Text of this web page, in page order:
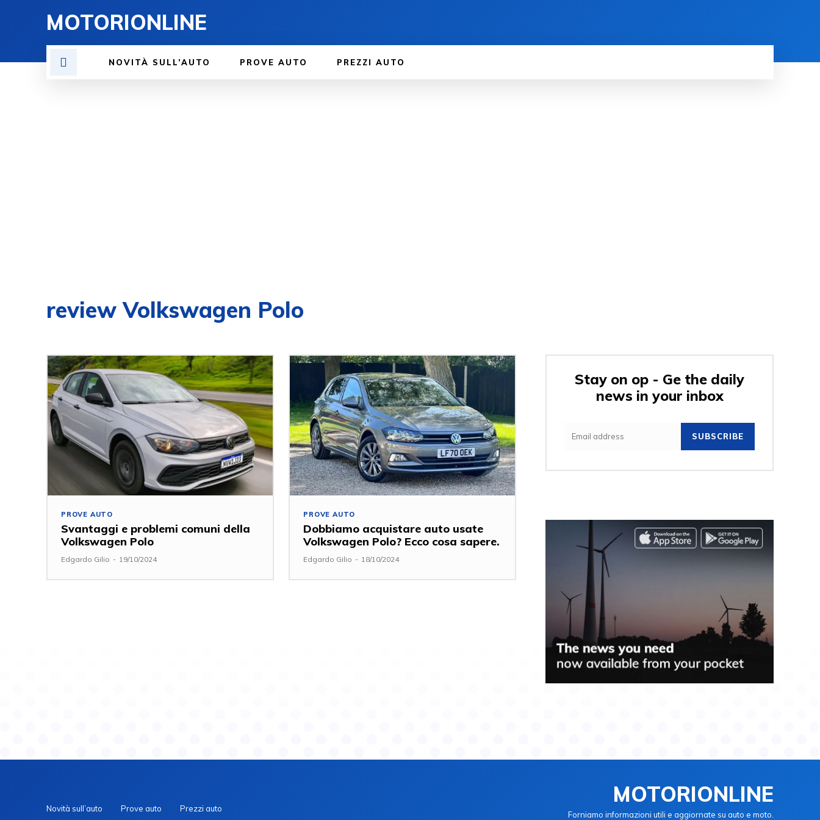
MOTORIONLINE
NOVITÀ SULL’AUTO PROVE AUTO PREZZI AUTO
review Volkswagen Polo
PROVE AUTO
Svantaggi e problemi comuni della
Volkswagen Polo
Edgardo Gilio - 19/10/2024
PROVE AUTO
Dobbiamo acquistare auto usate
Volkswagen Polo? Ecco cosa sapere.
Edgardo Gilio - 18/10/2024
Stay on op - Ge the daily
news in your inbox
SUBSCRIBE
Novità sull’auto Prove auto Prezzi auto
MOTORIONLINE
Forniamo informazioni utili e aggiornate su auto e moto.